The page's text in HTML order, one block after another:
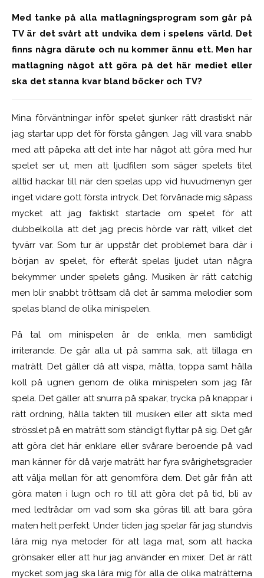
Med tanke på alla matlagningsprogram som går på
TV är det svårt att undvika dem i spelens värld. Det
finns några därute och nu kommer ännu ett. Men har
matlagning något att göra på det här mediet eller
ska det stanna kvar bland böcker och TV?
Mina förväntningar inför spelet sjunker rätt drastiskt när
jag startar upp det för första gången. Jag vill vara snabb
med att påpeka att det inte har något att göra med hur
spelet ser ut, men att ljudfilen som säger spelets titel
alltid hackar till när den spelas upp vid huvudmenyn ger
inget vidare gott första intryck. Det förvånade mig såpass
mycket att jag faktiskt startade om spelet för att
dubbelkolla att det jag precis hörde var rätt, vilket det
tyvärr var. Som tur är uppstår det problemet bara där i
början av spelet, för efteråt spelas ljudet utan några
bekymmer under spelets gång. Musiken är rätt catchig
men blir snabbt tröttsam då det är samma melodier som
spelas bland de olika minispelen.
På tal om minispelen är de enkla, men samtidigt
irriterande. De går alla ut på samma sak, att tillaga en
maträtt. Det gäller då att vispa, måtta, toppa samt hålla
koll på ugnen genom de olika minispelen som jag får
spela. Det gäller att snurra på spakar, trycka på knappar i
rätt ordning, hålla takten till musiken eller att sikta med
strösslet på en maträtt som ständigt flyttar på sig. Det går
att göra det här enklare eller svårare beroende på vad
man känner för då varje maträtt har fyra svårighetsgrader
att välja mellan för att genomföra dem. Det går från att
göra maten i lugn och ro till att göra det på tid, bli av
med ledtrådar om vad som ska göras till att bara göra
maten helt perfekt. Under tiden jag spelar får jag stundvis
lära mig nya metoder för att laga mat, som att hacka
grönsaker eller att hur jag använder en mixer. Det är rätt
mycket som jag ska lära mig för alla de olika maträtterna